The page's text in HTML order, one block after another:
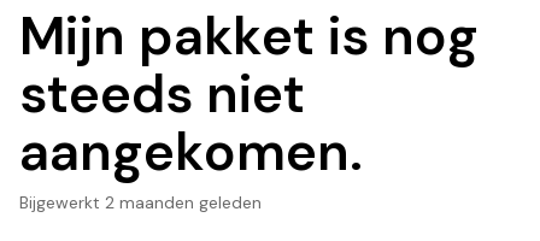
Mijn pakket is nog
steeds niet
aangekomen.
Bijgewerkt 2 maanden geleden